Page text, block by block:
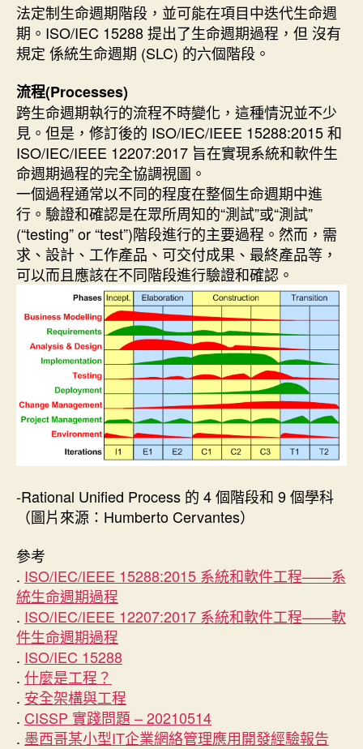
法定制生命週期階段，並可能在項目中迭代生命週
期。ISO/IEC 15288 提出了生命週期過程，但 沒有
規定 係統生命週期 (SLC) 的六個階段。
流程(Processes)
跨生命週期執行的流程不時變化，這種情況並不少
見。但是，修訂後的 ISO/IEC/IEEE 15288:2015 和
ISO/IEC/IEEE 12207:2017 旨在實現系統和軟件生
命週期過程的完全協調視圖。
一個過程通常以不同的程度在整個生命週期中進
行。驗證和確認是在眾所周知的“測試”或“測試”
(“testing” or “test”)階段進行的主要過程。然而，需
求、設計、工作產品、可交付成果、最終產品等，
可以而且應該在不同階段進行驗證和確認。
-Rational Unified Process 的 4 個階段和 9 個學科
（圖片來源：Humberto Cervantes）
參考
. ISO/IEC/IEEE 15288:2015 系統和軟件工程——系
統生命週期過程
. ISO/IEC/IEEE 12207:2017 系統和軟件工程——軟
件生命週期過程
. ISO/IEC 15288
. 什麼是工程？
. 安全架構與工程
. CISSP 實踐問題 – 20210514
. 墨西哥某小型IT企業網絡管理應用開發經驗報告